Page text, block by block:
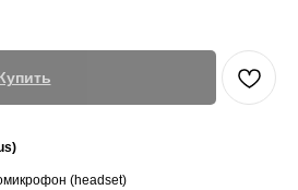
(headset)